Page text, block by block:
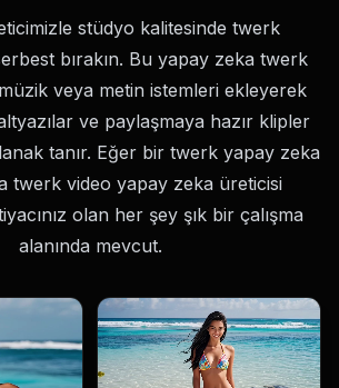
stüdyo kalitesinde twerk
bırakın. Bu yapay zeka twerk
veya metin istemleri ekleyerek
ve paylaşmaya hazır klipler
tanır. Eğer bir twerk yapay zeka
twerk video yapay zeka üreticisi
olan her şey şık bir çalışma
alanında mevcut.